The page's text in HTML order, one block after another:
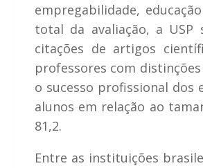
empregabilidade,
total da avaliação, a USP
citações de artigos
professores com
o sucesso profissional dos
alunos em relação ao
81,2.
Entre as instituições